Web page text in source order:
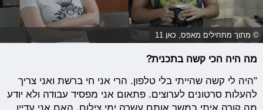
© מתוך מתחילים מאפס, כאן 11
מה היה הכי קשה בתכנית?
"היה לי קשה שהייתי בלי טלפון. הרי אני חי ברשת ואני צריך
להעלות סרטונים לערוצים. פתאום אני מפסיד עבודה ולא יודע